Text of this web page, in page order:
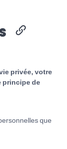
privée, votre
principe de
que